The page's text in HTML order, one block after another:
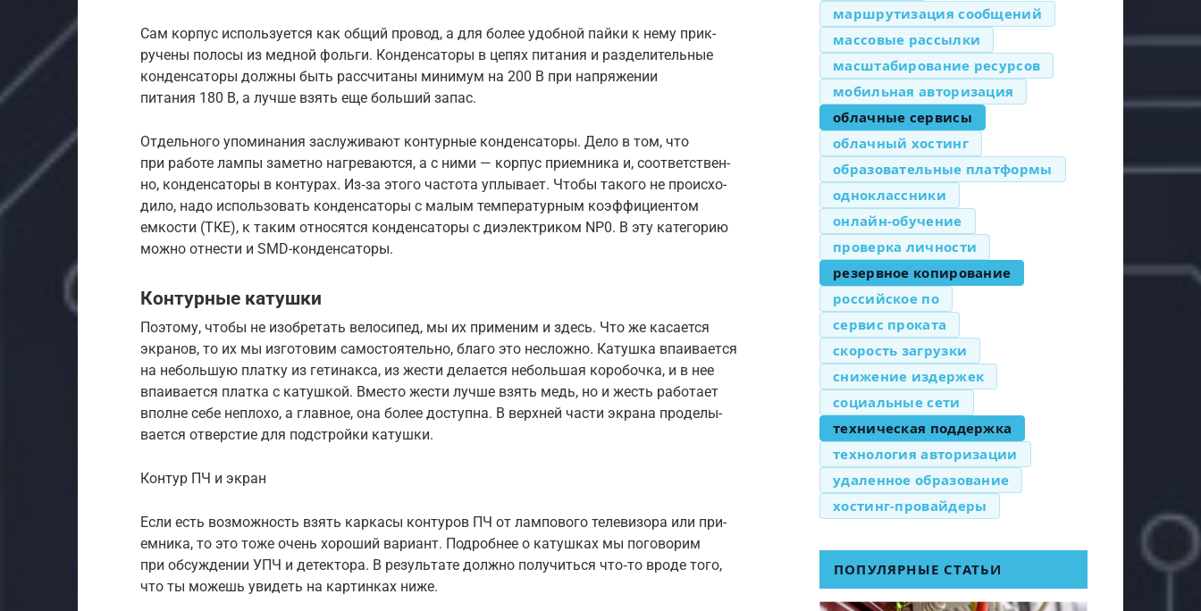
Сам кор­пус исполь­зует­ся как общий про­вод, а для более удоб­ной пай­ки к нему прик­
ручены полосы из мед­ной фоль­ги. Кон­денса­торы в цепях питания и раз­делитель­ные
кон­денса­торы дол­жны быть рас­счи­таны минимум на 200 В при нап­ряжении
питания 180 В, а луч­ше взять еще боль­ший запас.
От­дель­ного упо­мина­ния зас­лужива­ют кон­турные кон­денса­торы. Дело в том, что
при работе лам­пы замет­но наг­рева­ются, а с ними — кор­пус при­емни­ка и, соот­ветс­твен­
но, кон­денса­торы в кон­турах. Из‑за это­го час­тота уплы­вает. Что­бы такого не про­исхо­
дило, надо исполь­зовать кон­денса­торы с малым тем­ператур­ным коэф­фици­ентом
емкости (ТКЕ), к таким отно­сят­ся кон­денса­торы с диэлек­три­ком NP0. В эту катего­рию
мож­но отнести и SMD-кон­денса­торы.
Контурные катушки
По­это­му, что­бы не изоб­ретать велоси­пед, мы их при­меним и здесь. Что же каса­ется
экра­нов, то их мы изго­товим самос­тоятель­но, бла­го это нес­ложно. Катуш­ка впа­ивает­ся
на неболь­шую плат­ку из гетинак­са, из жес­ти дела­ется неболь­шая коробоч­ка, и в нее
впа­ивает­ся плат­ка с катуш­кой. Вмес­то жес­ти луч­ше взять медь, но и жесть работа­ет
впол­не себе неп­лохо, а глав­ное, она более дос­тупна. В вер­хней час­ти экра­на про­делы­
вает­ся отвер­стие для подс­трой­ки катуш­ки.
Кон­тур ПЧ и экран
Ес­ли есть воз­можность взять кар­касы кон­туров ПЧ от лам­пового телеви­зора или при­
емни­ка, то это тоже очень хороший вари­ант. Под­робнее о катуш­ках мы погово­рим
при обсужде­нии УПЧ и детек­тора. В резуль­тате дол­жно получить­ся что‑то вро­де того,
что ты можешь уви­деть на кар­тинках ниже.
маршрутизация сообщений
массовые рассылки
масштабирование ресурсов
мобильная авторизация
облачные сервисы
облачный хостинг
образовательные платформы
одноклассники
онлайн-обучение
проверка личности
резервное копирование
российское по
сервис проката
скорость загрузки
снижение издержек
социальные сети
техническая поддержка
технология авторизации
удаленное образование
хостинг-провайдеры
ПОПУЛЯРНЫЕ СТАТЬИ